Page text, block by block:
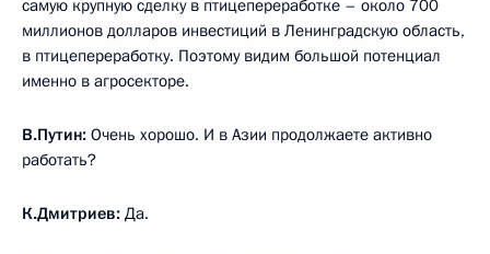
самую крупную сделку в птицепереработке – около 700
миллионов долларов инвестиций в Ленинградскую область,
в птицепереработку. Поэтому видим большой потенциал
именно в агросекторе.
В.Путин: Очень хорошо. И в Азии продолжаете активно
работать?
К.Дмитриев: Да.